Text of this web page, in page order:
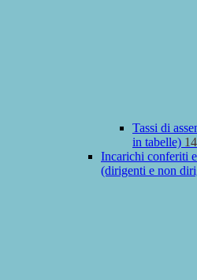
Tassi di
in tabelle) 14
Incarichi conferiti
(dirigenti e non